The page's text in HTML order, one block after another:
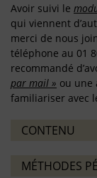
Avoir suivi le
qui viennent
merci de nous
téléphone au 01
recommandé
par mail » ou une
familiariser avec
CONTENU
MÉTHODES